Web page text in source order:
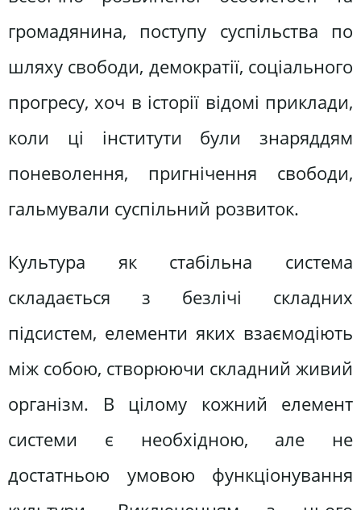
громадянина, поступу суспільства по
шляху свободи, демократії, соціального
прогресу, хоч в історії відомі приклади,
коли ці інститути були знаряддям
поневолення, пригнічення свободи,
гальмували суспільний розвиток.
Культура як стабільна система
складається з безлічі складних
підсистем, елементи яких взаємодіють
між собою, створюючи складний живий
організм. В цілому кожний елемент
системи є необхідною, але не
достатньою умовою функціонування